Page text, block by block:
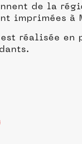
de la
imprimées
réalisée